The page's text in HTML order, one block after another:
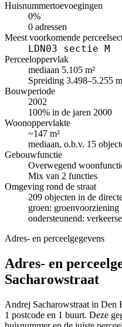
Huisnummertoevoegingen
0%
0 adressen
Meest voorkomende
LDN03 sectie M
Perceeloppervlak
mediaan 5.105 m²
Spreiding 3.498–5.255
Bouwperiode
2002
100% in de jaren 2000
Woonoppervlakte
~147 m²
mediaan, o.b.v. 15
Gebouwfunctie
Overwegend
Mix van 2 functies
Omgeving rond de straat
209 objecten in de
groen: groenvoorziening
ondersteunend:
Adres- en perceelgegevens
Adres- en
Sacharowstraat
Andrej Sacharowstraat in Den
1 postcode en 1 buurt. Deze